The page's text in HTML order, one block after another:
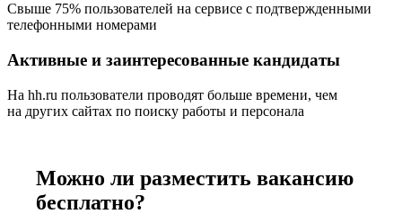
Свыше 75% пользователей на сервисе с подтвержденными
телефонными номерами
Активные и заинтересованные кандидаты
На hh.ru пользователи проводят больше времени, чем
на других сайтах по поиску работы и персонала
Можно ли разместить вакансию
бесплатно?